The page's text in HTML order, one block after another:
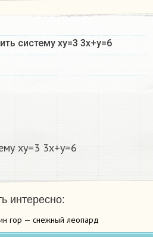
систему xy=3 3x+y=6
xy=3 3x+y=6
интересно:
гор — снежный леопард